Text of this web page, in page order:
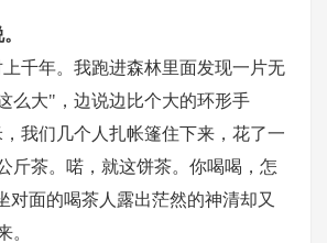
千年。我跑进森林里面发现一片无
么大"，边说边比个大的环形手
我们几个人扎帐篷住下来，花了一
斤茶。喏，就这饼茶。你喝喝，怎
对面的喝茶人露出茫然的神清却又
。